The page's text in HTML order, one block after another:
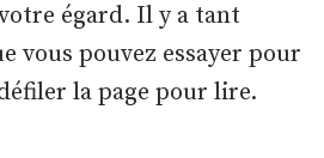
égard. Il y a tant
vous pouvez essayer pour
la page pour lire.